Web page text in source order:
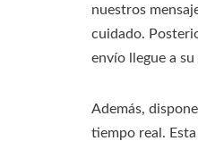
nuestros
cuidado.
envío llegue a
Además,
tiempo real.